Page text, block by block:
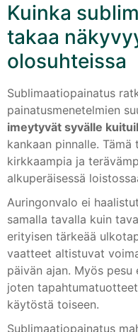
Kuinka
takaa
olosuhteissa
Sublimaatiopainatus
painatusmenetelmien
imeytyvät syvälle
kankaan pinnalle.
kirkkaampia ja
alkuperäisessä
Auringonvalo ei
samalla tavalla kuin
erityisen tärkeää
vaatteet altistuvat
päivän ajan. Myös
joten
käytöstä toiseen.
Sublimaatiopainatus